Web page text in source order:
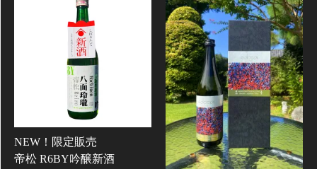
NEW！限定販売
帝松 R6BY吟醸新酒